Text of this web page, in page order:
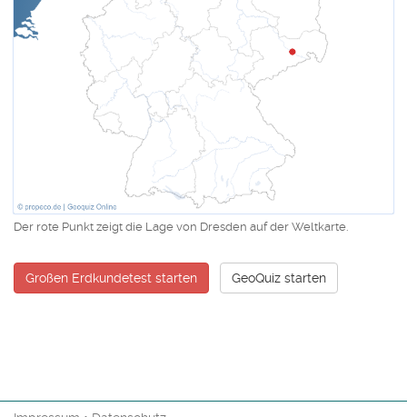
Der rote Punkt zeigt die Lage von Dresden auf der Weltkarte.
Großen Erdkundetest starten GeoQuiz starten